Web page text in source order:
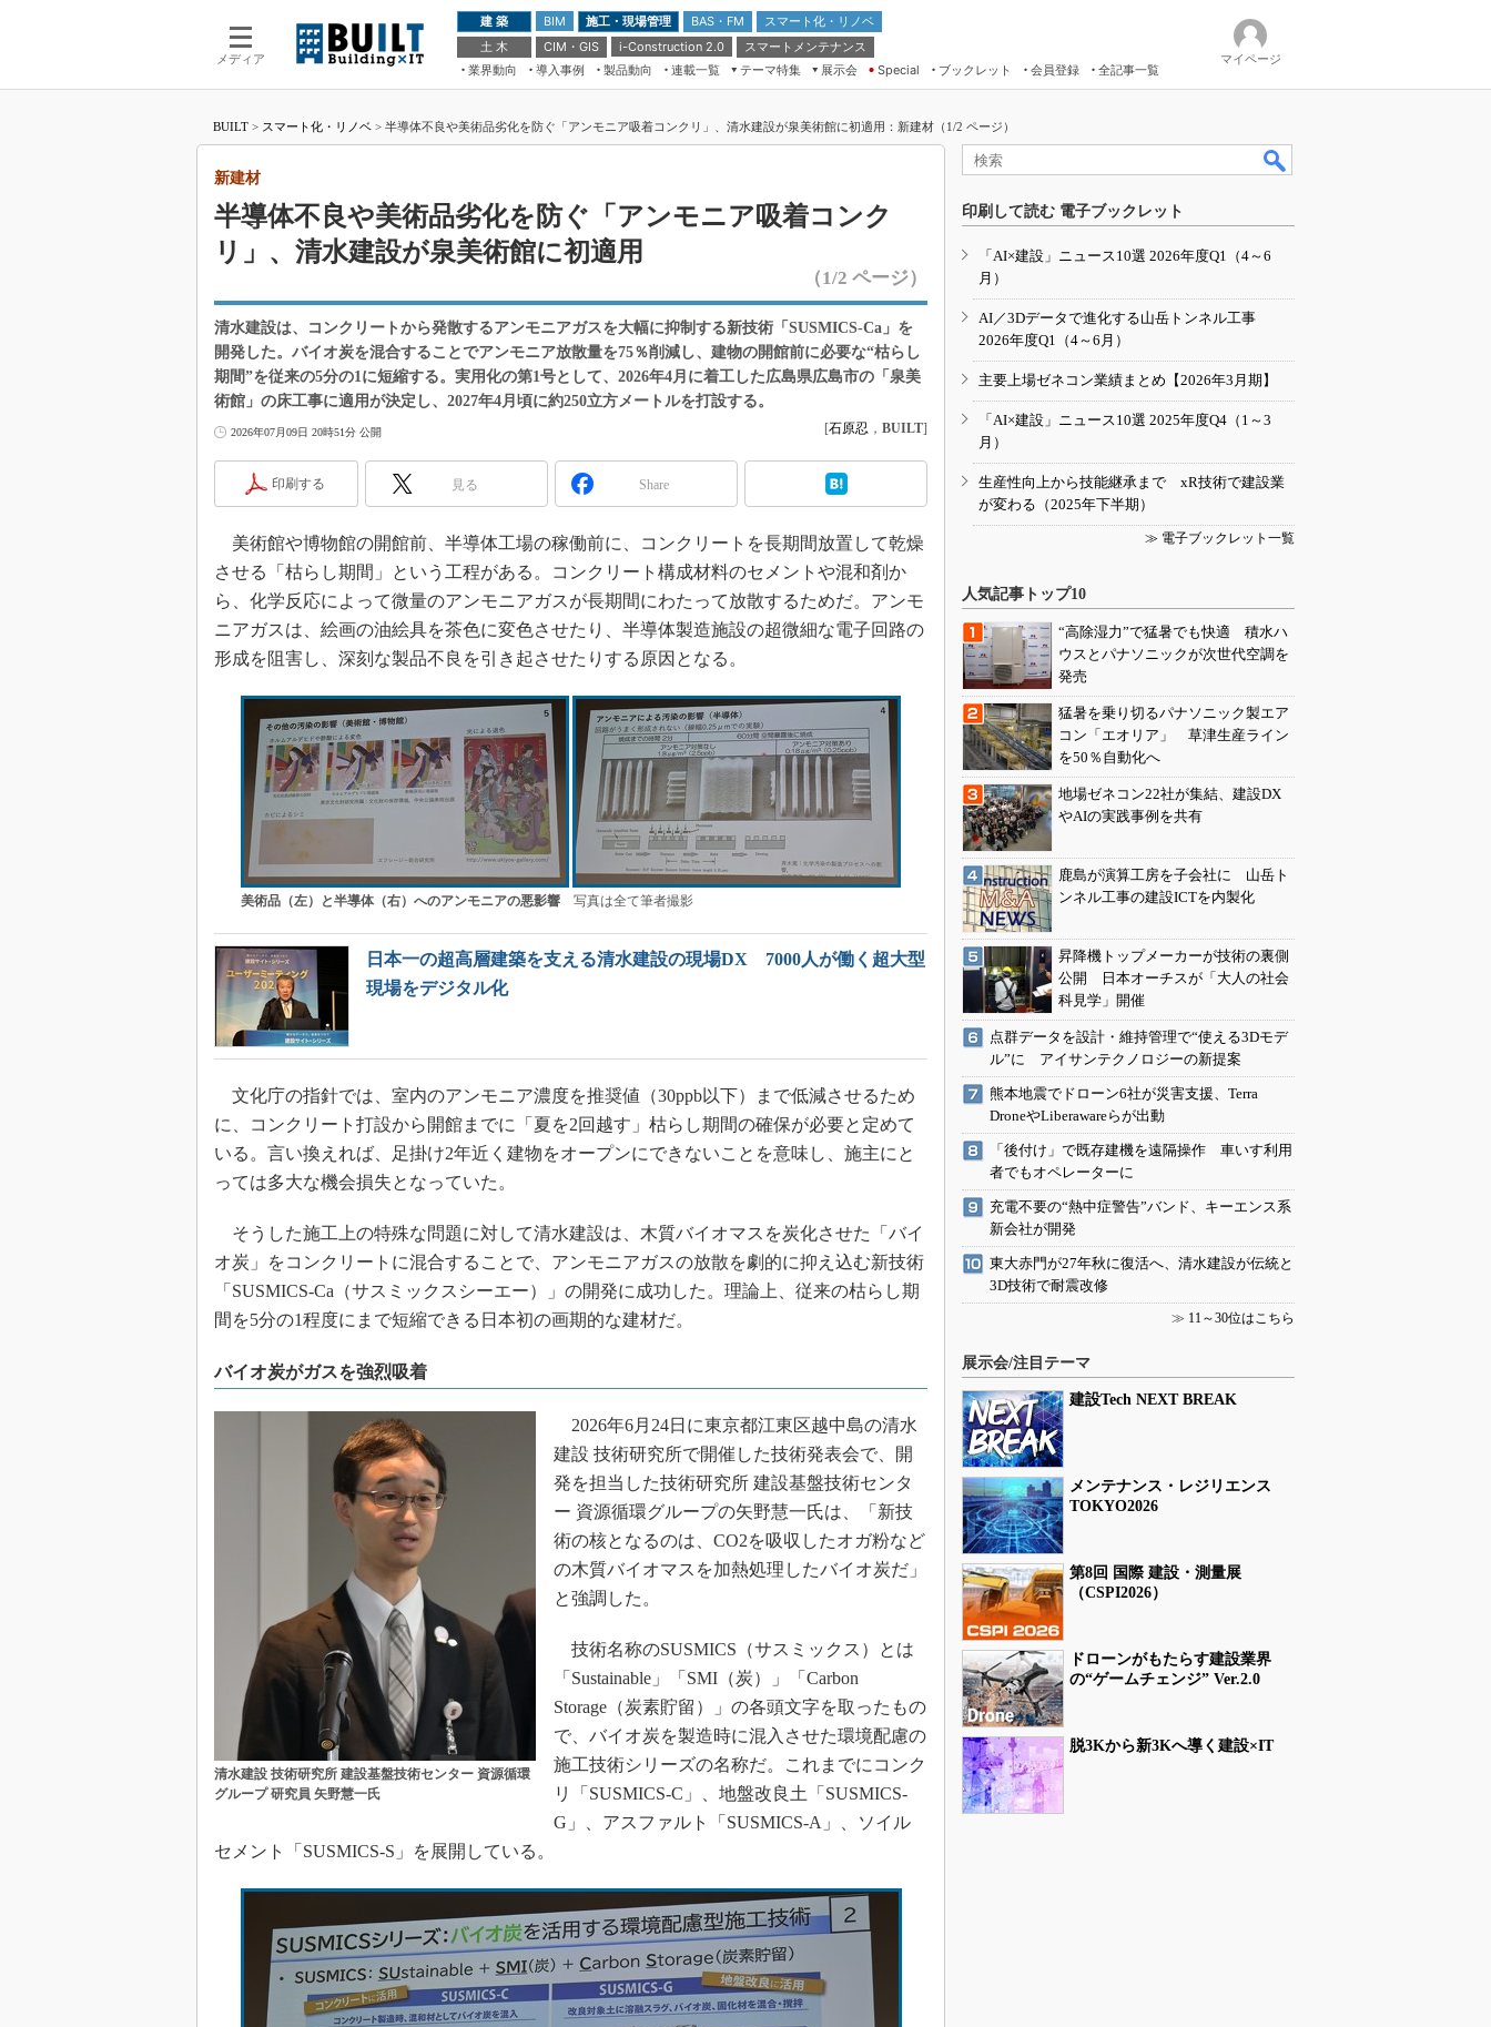
メディア
建 築 BIM 施工・現場管理 BAS・FM
スマート化・リノベ
土 木
CIM・GIS i-Construction 2.0
スマートメンテナンス
業界動向
導入事例 製品動向 連載一覧
テーマ特集
ドローンがもたらす建設業界の“ゲー
ムチェンジ” Ver.2.0
“Society5.0”時代のスマートビル
VR／ARが描くモノづくりのミライ
展示会
第8回 国際 建設・測量展
築・土木・不動産の先端技術展－
Japan Drone 2023
2020
日本 ものづくりワールド 2020
メンテナンス・レジリエンスTOKYO
2019
Special ブックレット 会員登録 全記事一覧
マイページ
BUILT > スマート化・リノベ > 半導体不良や美術品劣化を防ぐ「アンモニア吸着コンクリ」、清水建設が泉美術館に初適用：新建材（1/2 ページ）
半導体不良や美術品劣化を防ぐ「アンモニア吸着コンク
リ」、清水建設が泉美術館に初適用
新建材
（1/2 ページ）
清水建設は、コンクリートから発散するアンモニアガスを大幅に抑制する新技術「SUSMICS-Ca」を
開発した。バイオ炭を混合することでアンモニア放散量を75％削減し、建物の開館前に必要な“枯らし
期間”を従来の5分の1に短縮する。実用化の第1号として、2026年4月に着工した広島県広島市の「泉美
術館」の床工事に適用が決定し、2027年4月頃に約250立方メートルを打設する。
2026年07月09日 20時51分 公開 [石原忍 ， BUILT]
印刷する 見る Share
美術館や博物館の開館前、半導体工場の稼働前に、コンクリートを長期間放置して乾燥
させる「枯らし期間」という工程がある。コンクリート構成材料のセメントや混和剤か
ら、化学反応によって微量のアンモニアガスが長期間にわたって放散するためだ。アンモ
ニアガスは、絵画の油絵具を茶色に変色させたり、半導体製造施設の超微細な電子回路の
形成を阻害し、深刻な製品不良を引き起させたりする原因となる。
美術品（左）と半導体（右）へのアンモニアの悪影響 写真は全て筆者撮影
日本一の超高層建築を支える清水建設の現場DX 7000人が働く超大型
現場をデジタル化
文化庁の指針では、室内のアンモニア濃度を推奨値（30ppb以下）まで低減させるため
に、コンクリート打設から開館までに「夏を2回越す」枯らし期間の確保が必要と定めて
いる。言い換えれば、足掛け2年近く建物をオープンにできないことを意味し、施主にと
っては多大な機会損失となっていた。
そうした施工上の特殊な問題に対して清水建設は、木質バイオマスを炭化させた「バイ
オ炭」をコンクリートに混合することで、アンモニアガスの放散を劇的に抑え込む新技術
「SUSMICS-Ca（サスミックスシーエー）」の開発に成功した。理論上、従来の枯らし期
間を5分の1程度にまで短縮できる日本初の画期的な建材だ。
バイオ炭がガスを強烈吸着
清水建設 技術研究所 建設基盤技術センター 資源循環
グループ 研究員 矢野慧一氏
2026年6月24日に東京都江東区越中島の清水
建設 技術研究所で開催した技術発表会で、開
発を担当した技術研究所 建設基盤技術センタ
ー 資源循環グループの矢野慧一氏は、「新技
術の核となるのは、CO2を吸収したオガ粉など
の木質バイオマスを加熱処理したバイオ炭だ」
と強調した。
技術名称のSUSMICS（サスミックス）とは
「Sustainable」「SMI（炭）」「Carbon
Storage（炭素貯留）」の各頭文字を取ったもの
で、バイオ炭を製造時に混入させた環境配慮の
施工技術シリーズの名称だ。これまでにコンク
リ「SUSMICS-C」、地盤改良土「SUSMICS-
G」、アスファルト「SUSMICS-A」、ソイル
セメント「SUSMICS-S」を展開している。
印刷して読む 電子ブックレット
「AI×建設」ニュース10選 2026年度Q1（4～6
月）
AI／3Dデータで進化する山岳トンネル工事
2026年度Q1（4～6月）
主要上場ゼネコン業績まとめ【2026年3月期】
「AI×建設」ニュース10選 2025年度Q4（1～3
月）
生産性向上から技能継承まで xR技術で建設業
が変わる（2025年下半期）
≫ 電子ブックレット一覧
人気記事トップ10
“高除湿力”で猛暑でも快適 積水ハ
ウスとパナソニックが次世代空調を
発売
猛暑を乗り切るパナソニック製エア
コン「エオリア」 草津生産ライン
を50％自動化へ
地場ゼネコン22社が集結、建設DX
やAIの実践事例を共有
鹿島が演算工房を子会社に 山岳ト
ンネル工事の建設ICTを内製化
昇降機トップメーカーが技術の裏側
公開 日本オーチスが「大人の社会
科見学」開催
点群データを設計・維持管理で“使える3Dモデ
ル”に アイサンテクノロジーの新提案
熊本地震でドローン6社が災害支援、Terra
DroneやLiberawareらが出動
「後付け」で既存建機を遠隔操作 車いす利用
者でもオペレーターに
充電不要の“熱中症警告”バンド、キーエンス系
新会社が開発
東大赤門が27年秋に復活へ、清水建設が伝統と
3D技術で耐震改修
≫ 11～30位はこちら
展示会/注目テーマ
建設Tech NEXT BREAK
メンテナンス・レジリエンス
TOKYO2026
第8回 国際 建設・測量展
（CSPI2026）
ドローンがもたらす建設業界
の“ゲームチェンジ” Ver.2.0
脱3Kから新3Kへ導く建設×IT